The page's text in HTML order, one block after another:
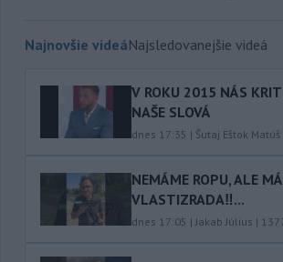
Najnovšie videáNajsledovanejšie videá
V ROKU 2015 NÁS
NAŠE SLOVÁ
dnes 17:35 | Šutaj Eštok Matúš
NEMÁME ROPU, ALE
VLASTIZRADA‼️...
dnes 17:05 | Jakab Július |